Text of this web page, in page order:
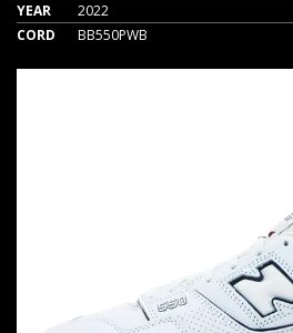
YEAR
2022
CORD
BB550PWB